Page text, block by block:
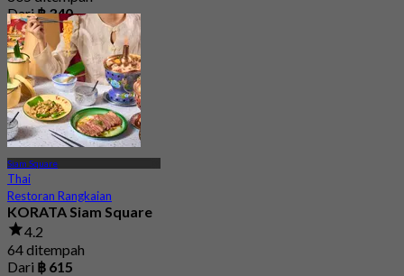
Dari฿ 340
Siam Square
Thai
Restoran Rangkaian
KORATA Siam Square
4.2
64 ditempah
Dari ฿ 615